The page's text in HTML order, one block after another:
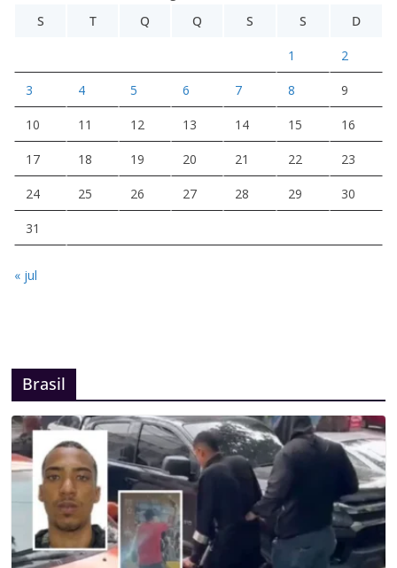
S
T Q Q S S D
1 2
3 4 5 6 7 8 9
10 11 12 13 14 15 16
17 18 19 20 21 22 23
24 25 26 27 28 29 30
31
« jul
Brasil